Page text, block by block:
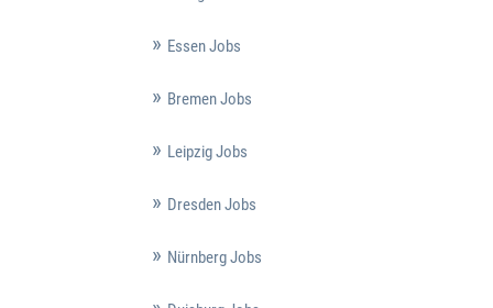
Essen Jobs
Bremen Jobs
Leipzig Jobs
Dresden Jobs
Nürnberg Jobs